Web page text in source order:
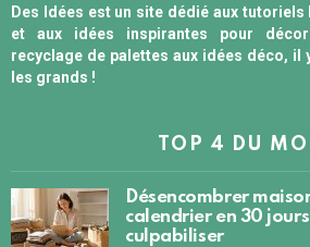
Des Idées est un site dédié aux
et aux idées inspirantes pour
recyclage de palettes aux idées déco, il
les grands !
TOP 4 DU
Désencombrer
calendrier en 30
culpabiliser